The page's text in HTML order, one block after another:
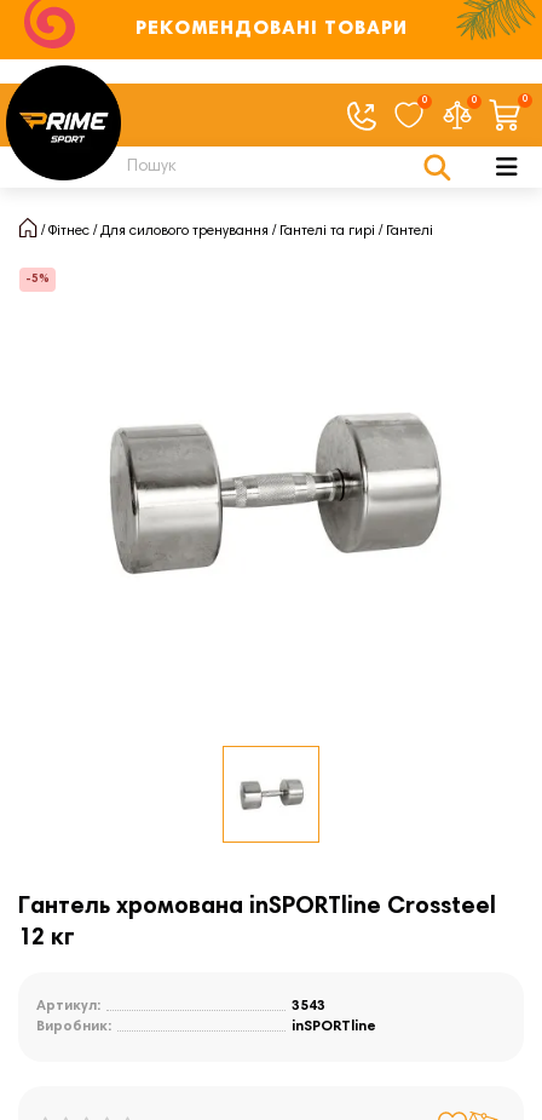
РЕКОМЕНДОВАНІ ТОВАРИ
0 0 0
Фітнес Для силового тренування Гантелі та гирі Гантелі
-5%
Гантель хромована inSPORTline Crossteel
12 кг
Артикул:
3543
Виробник:
inSPORTline